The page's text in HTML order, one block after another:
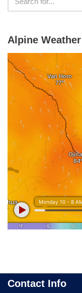
Alpine Weather
Contact Info